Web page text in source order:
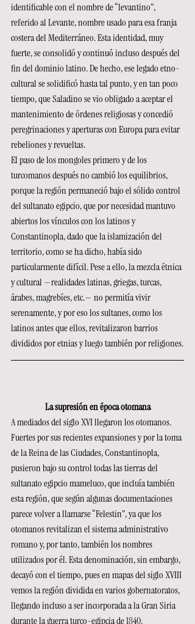
identificable con el nombre de “levantino”,
referido al Levante, nombre usado para esa franja
costera del Mediterráneo. Esta identidad, muy
fuerte, se consolidó y continuó incluso después del
fin del dominio latino. De hecho, ese legado etno-
cultural se solidificó hasta tal punto, y en tan poco
tiempo, que Saladino se vio obligado a aceptar el
mantenimiento de órdenes religiosas y concedió
peregrinaciones y aperturas con Europa para evitar
rebeliones y revueltas.
El paso de los mongoles primero y de los
turcomanos después no cambió los equilibrios,
porque la región permaneció bajo el sólido control
del sultanato egipcio, que por necesidad mantuvo
abiertos los vínculos con los latinos y
Constantinopla, dado que la islamización del
territorio, como se ha dicho, había sido
particularmente difícil. Pese a ello, la mezcla étnica
y cultural —realidades latinas, griegas, turcas,
árabes, magrebíes, etc.— no permitía vivir
serenamente, y por eso los sultanes, como los
latinos antes que ellos, revitalizaron barrios
divididos por etnias y luego también por religiones.
La supresión en época otomana
A mediados del siglo XVI llegaron los otomanos.
Fuertes por sus recientes expansiones y por la toma
de la Reina de las Ciudades, Constantinopla,
pusieron bajo su control todas las tierras del
sultanato egipcio mameluco, que incluía también
esta región, que según algunas documentaciones
parece volver a llamarse “Felestin”, ya que los
otomanos revitalizan el sistema administrativo
romano y, por tanto, también los nombres
utilizados por él. Esta denominación, sin embargo,
decayó con el tiempo, pues en mapas del siglo XVIII
vemos la región dividida en varios gobernatoratos,
llegando incluso a ser incorporada a la Gran Siria
durante la guerra turco-egipcia de 1840.